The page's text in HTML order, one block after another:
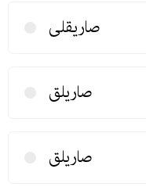
صاریقلی
صاریلق
صاریلق